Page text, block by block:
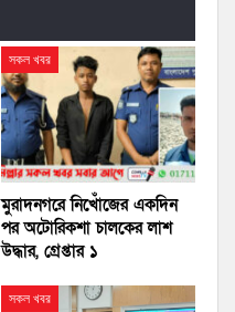
সকল খবর
মুরাদনগরে নিখোঁজের একদিন
পর অটোরিকশা চালকের লাশ
উদ্ধার, গ্রেপ্তার ১
সকল খবর